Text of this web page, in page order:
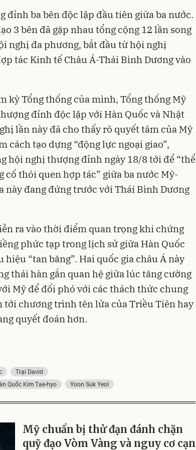
đỉnh ba bên độc lập đầu tiên giữa ba nước.
3 bên đã gặp nhau tổng cộng 12 lần song
nghị đa phương, bắt đầu từ hội nghị
tác Kinh tế Châu Á-Thái Bình Dương vào
kỳ Tổng thống của mình, Tổng thống Mỹ
đỉnh độc lập với Hàn Quốc và Nhật
lần này đã cho thấy rõ quyết tâm của Mỹ
cách tạo dựng “động lực ngoại giao”,
hội nghị thượng đỉnh ngày 18/8 tới để “thể
cố thói quen hợp tác” giữa ba nước Mỹ-
này đang đứng trước với Thái Bình Dương
ra vào thời điểm quan trọng khi chứng
phức tạp trong lịch sử giữa Hàn Quốc
hiệu “tan băng”. Hai quốc gia châu Á này
thái hàn gắn quan hệ giữa lúc tăng cường
Mỹ để đối phó với các thách thức chung
tới chương trình tên lửa của Triều Tiên hay
quyết đoán hơn.
Trại David
Quốc Kim Tae-hyo
Yoon Suk Yeol
Mỹ chuẩn bị thử đạn đánh chặn
quỹ đạo Vòm Vàng và nguy cơ cạn